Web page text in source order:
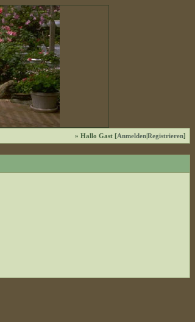
» Hallo Gast [Anmelden|Registrieren]